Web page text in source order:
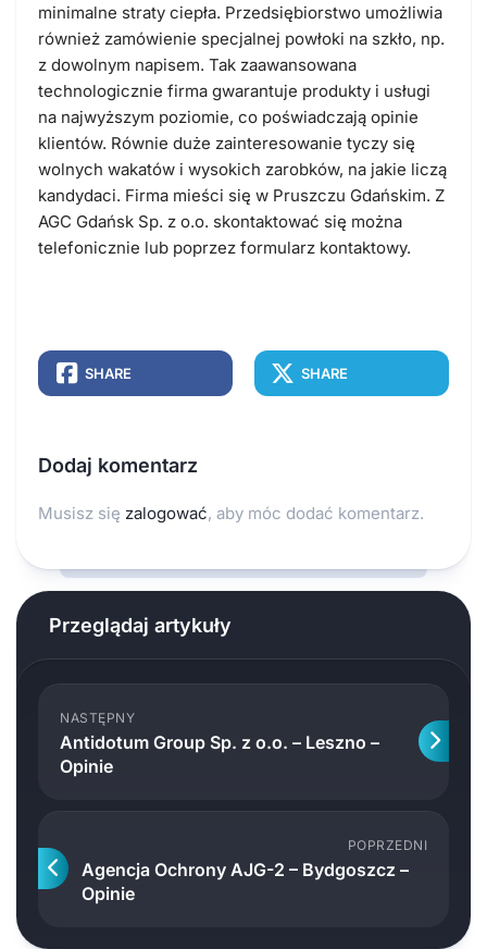
minimalne straty ciepła. Przedsiębiorstwo umożliwia
również zamówienie specjalnej powłoki na szkło, np.
z dowolnym napisem. Tak zaawansowana
technologicznie firma gwarantuje produkty i usługi
na najwyższym poziomie, co poświadczają opinie
klientów. Równie duże zainteresowanie tyczy się
wolnych wakatów i wysokich zarobków, na jakie liczą
kandydaci. Firma mieści się w Pruszczu Gdańskim. Z
AGC Gdańsk Sp. z o.o. skontaktować się można
telefonicznie lub poprzez formularz kontaktowy.
SHARE SHARE
Dodaj komentarz
Musisz się zalogować, aby móc dodać komentarz.
Przeglądaj artykuły
NASTĘPNY
Antidotum Group Sp. z o.o. – Leszno –
Opinie
POPRZEDNI
Agencja Ochrony AJG-2 – Bydgoszcz –
Opinie